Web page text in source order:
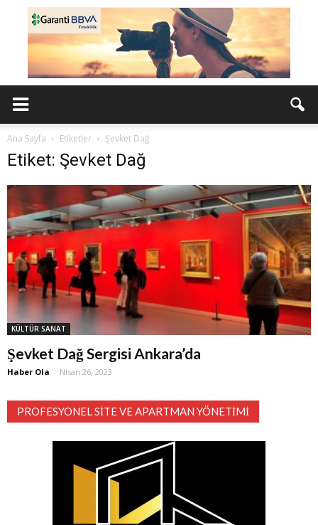
Ana Sayfa Etiketler Şevket Dağ
Etiket: Şevket Dağ
KÜLTÜR SANAT
Şevket Dağ Sergisi Ankara’da
Haber Ola - Nisan 26, 2023
PROFESYONEL SITE VE APARTMAN YÖNETIMI